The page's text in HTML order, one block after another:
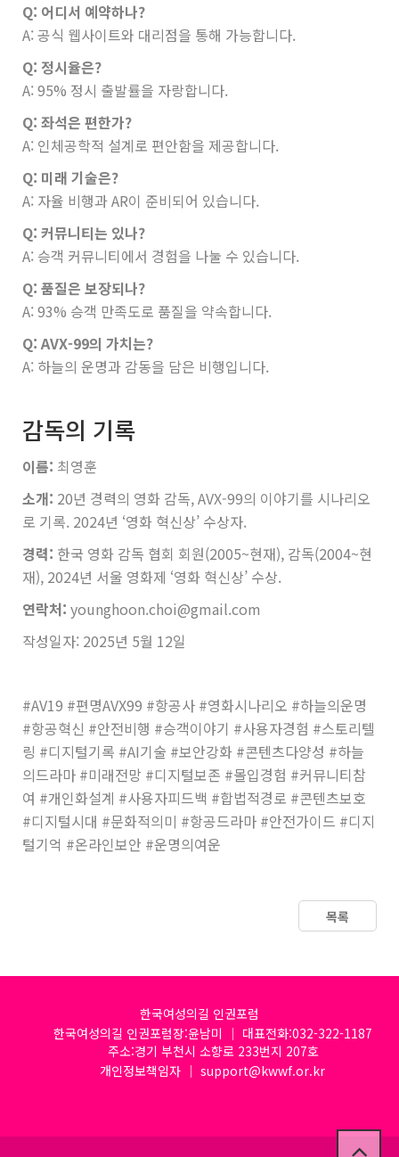
Q: 어디서 예약하나?
A: 공식 웹사이트와 대리점을 통해 가능합니다.
Q: 정시율은?
A: 95% 정시 출발률을 자랑합니다.
Q: 좌석은 편한가?
A: 인체공학적 설계로 편안함을 제공합니다.
Q: 미래 기술은?
A: 자율 비행과 AR이 준비되어 있습니다.
Q: 커뮤니티는 있나?
A: 승객 커뮤니티에서 경험을 나눌 수 있습니다.
Q: 품질은 보장되나?
A: 93% 승객 만족도로 품질을 약속합니다.
Q: AVX-99의 가치는?
A: 하늘의 운명과 감동을 담은 비행입니다.
감독의 기록
이름: 최영훈
소개: 20년 경력의 영화 감독, AVX-99의 이야기를 시나리오
로 기록. 2024년 ‘영화 혁신상’ 수상자.
경력: 한국 영화 감독 협회 회원(2005~현재), 감독(2004~현
재), 2024년 서울 영화제 ‘영화 혁신상’ 수상.
연락처: younghoon.choi@gmail.com
작성일자: 2025년 5월 12일
#AV19 #편명AVX99 #항공사 #영화시나리오 #하늘의운명
#항공혁신 #안전비행 #승객이야기 #사용자경험 #스토리텔
링 #디지털기록 #AI기술 #보안강화 #콘텐츠다양성 #하늘
의드라마 #미래전망 #디지털보존 #몰입경험 #커뮤니티참
여 #개인화설계 #사용자피드백 #합법적경로 #콘텐츠보호
#디지털시대 #문화적의미 #항공드라마 #안전가이드 #디지
털기억 #온라인보안 #운명의여운
목록
한국여성의길 인권포럼
한국여성의길 인권포럼장:윤남미 │ 대표전화:032-322-1187
주소:경기 부천시 소향로 233번지 207호
개인정보책임자 │ support@kwwf.or.kr